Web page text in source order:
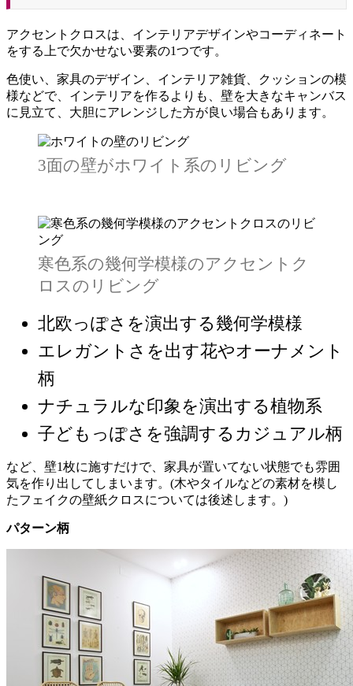
アクセントクロスは、インテリアデザインやコーディネート
をする上で欠かせない要素の1つです。
色使い、家具のデザイン、インテリア雑貨、クッションの模
様などで、インテリアを作るよりも、壁を大きなキャンバス
に見立て、大胆にアレンジした方が良い場合もあります。
3面の壁がホワイト系のリビング
寒色系の幾何学模様のアクセントク
ロスのリビング
北欧っぽさを演出する幾何学模様
エレガントさを出す花やオーナメント
柄
ナチュラルな印象を演出する植物系
子どもっぽさを強調するカジュアル柄
など、壁1枚に施すだけで、家具が置いてない状態でも雰囲
気を作り出してしまいます。(木やタイルなどの素材を模し
たフェイクの壁紙クロスについては後述します。)
パターン柄